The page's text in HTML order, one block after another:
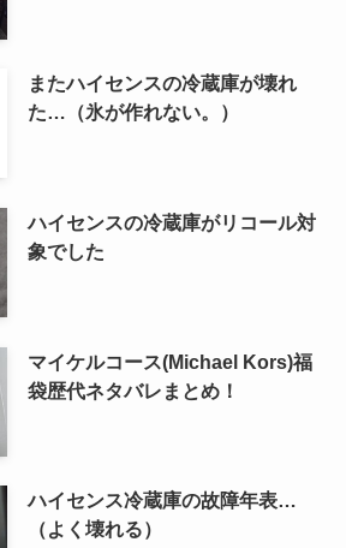
またハイセンスの冷蔵庫が壊れ
た…（氷が作れない。）
ハイセンスの冷蔵庫がリコール対
象でした
マイケルコース(Michael Kors)福
袋歴代ネタバレまとめ！
ハイセンス冷蔵庫の故障年表…
（よく壊れる）